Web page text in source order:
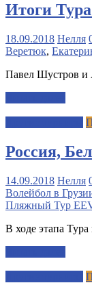
Итоги
18.09.2018 Нелля
Веретюк,
Павел Шустров и
Россия,
14.09.2018 Нелля
Волейбол в
Пляжный Тур
В ходе этапа